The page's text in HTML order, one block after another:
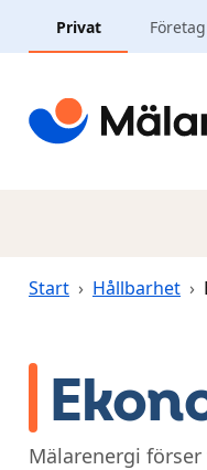
Privat Företag
Start › Hållbarhet ›
Mälarenergi